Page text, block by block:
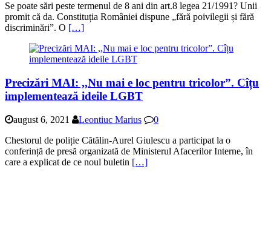
Se poate sări peste termenul de 8 ani din art.8 legea 21/1991? Unii
promit că da. Constituția României dispune „fără poivilegii și fără
discriminări”. O […]
Precizări MAI: ,,Nu mai e loc pentru tricolor”. Cîțu
implementează ideile LGBT
august 6, 2021 Leontiuc Marius
0
Chestorul de poliție Cătălin-Aurel Giulescu a participat la o
conferință de presă organizată de Ministerul Afacerilor Interne, în
care a explicat de ce noul buletin […]